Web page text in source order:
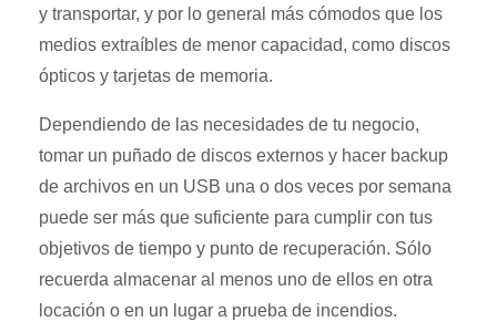
y transportar, y por lo general más cómodos que los
medios extraíbles de menor capacidad, como discos
ópticos y tarjetas de memoria.
Dependiendo de las necesidades de tu negocio,
tomar un puñado de discos externos y hacer backup
de archivos en un USB una o dos veces por semana
puede ser más que suficiente para cumplir con tus
objetivos de tiempo y punto de recuperación. Sólo
recuerda almacenar al menos uno de ellos en otra
locación o en un lugar a prueba de incendios.